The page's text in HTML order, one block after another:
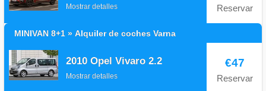
Mostrar detalles Reservar
MINIVAN 8+1 » Alquiler de coches Varna
2010 Opel Vivaro 2.2
Mostrar detalles
€47
Reservar